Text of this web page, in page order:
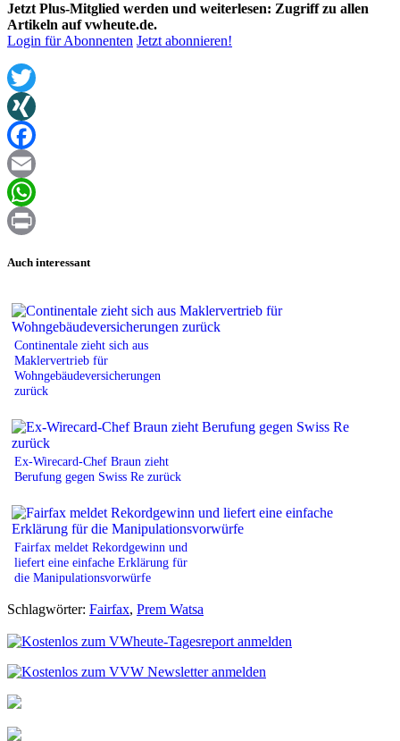
Jetzt Plus-Mitglied werden und weiterlesen: Zugriff zu allen
Artikeln auf vwheute.de.
Login für Abonnenten Jetzt abonnieren!
Twitter
XING
Facebook
Email
WhatsApp
Auch interessant
Continentale zieht sich aus
Maklervertrieb für
Wohngebäudeversicherungen
zurück
Ex-Wirecard-Chef Braun zieht
Berufung gegen Swiss Re zurück
Fairfax meldet Rekordgewinn und
liefert eine einfache Erklärung für
die Manipulationsvorwürfe
Schlagwörter: Fairfax, Prem Watsa